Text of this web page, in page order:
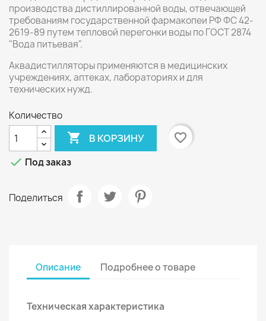
производства дистиллированной воды, отвечающей
требованиям государственной фармакопеи РФ ФС 42-
2619-89 путем тепловой перегонки воды по ГОСТ 2874
"Вода питьевая".
Аквадистилляторы применяются в медицинских
учреждениях, аптеках, лабораториях и для
технических нужд.
Количество
 В КОРЗИНУ
favorite_border
 Под заказ
Поделиться
Описание Подробнее о товаре
Техническая характеристика